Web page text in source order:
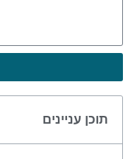
תוכן עניינים